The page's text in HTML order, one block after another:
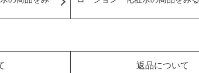
返品について